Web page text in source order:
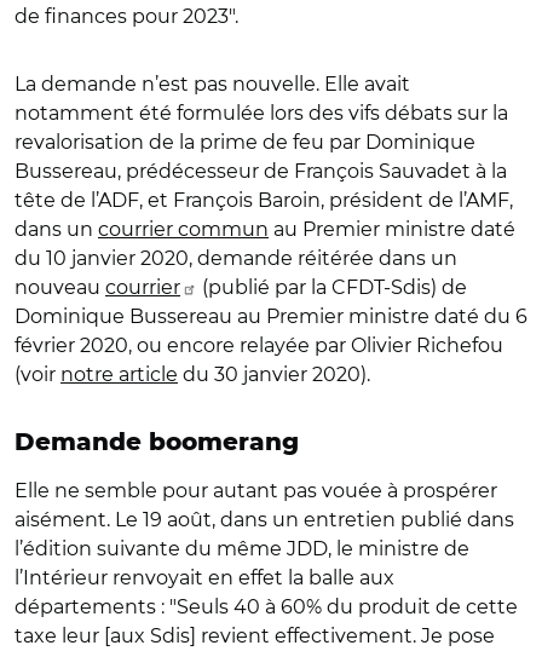
de finances pour 2023".
La demande n’est pas nouvelle. Elle avait
notamment été formulée lors des vifs débats sur la
revalorisation de la prime de feu par Dominique
Bussereau, prédécesseur de François Sauvadet à la
tête de l’ADF, et François Baroin, président de l’AMF,
dans un courrier commun au Premier ministre daté
du 10 janvier 2020, demande réitérée dans un
nouveau courrier
(publié par la CFDT-Sdis) de
Dominique Bussereau au Premier ministre daté du 6
février 2020, ou encore relayée par Olivier Richefou
(voir notre article du 30 janvier 2020).
Demande boomerang
Elle ne semble pour autant pas vouée à prospérer
aisément. Le 19 août, dans un entretien publié dans
l’édition suivante du même JDD, le ministre de
l’Intérieur renvoyait en effet la balle aux
départements : "Seuls 40 à 60% du produit de cette
taxe leur [aux Sdis] revient effectivement. Je pose